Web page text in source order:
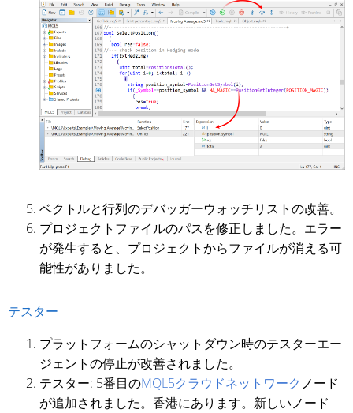
ベクトルと行列のデバッガーウォッチリストの改善。
プロジェクトファイルのパスを修正しました。エラー
が発生すると、プロジェクトからファイルが消える可
能性がありました。
テスター
プラットフォームのシャットダウン時のテスターエー
ジェントの停止が改善されました。
テスター: 5番目のMQL5クラウドネットワーク ノード
が追加されました。香港にあります。新しいノード